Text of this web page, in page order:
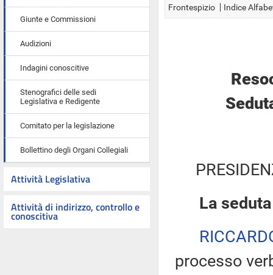
Giunte e Commissioni
Audizioni
Indagini conoscitive
Stenografici delle sedi
Legislativa e Redigente
Comitato per la legislazione
Bollettino degli Organi Collegiali
Attività Legislativa
Attività di indirizzo, controllo e
conoscitiva
Frontespizio Indice
La
processo